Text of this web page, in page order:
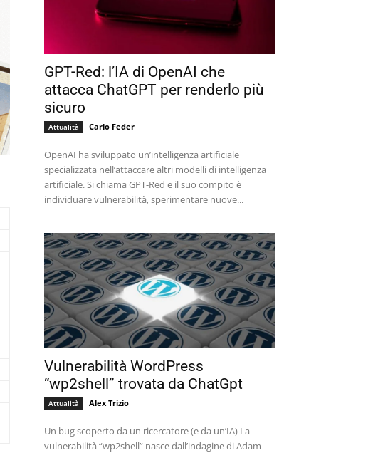
GPT-Red: l’IA di OpenAI che
attacca ChatGPT per renderlo più
sicuro
Attualità Carlo Feder
OpenAI ha sviluppato un’intelligenza artificiale
specializzata nell’attaccare altri modelli di intelligenza
artificiale. Si chiama GPT-Red e il suo compito è
individuare vulnerabilità, sperimentare nuove...
Vulnerabilità WordPress
“wp2shell” trovata da ChatGpt
Attualità Alex Trizio
Un bug scoperto da un ricercatore (e da un’IA) La
vulnerabilità “wp2shell” nasce dall’indagine di Adam